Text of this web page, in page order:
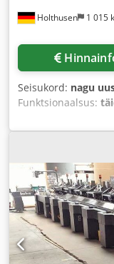
Holthusen 1 015
Seisukord: nagu
Funktsionaalsus: